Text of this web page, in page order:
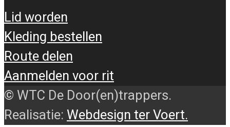
Lid worden
Kleding bestellen
Route delen
Aanmelden voor rit
© WTC De Door(en)trappers.
Realisatie:Webdesign ter Voert.